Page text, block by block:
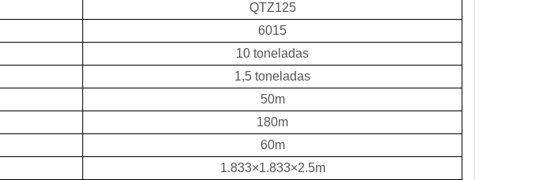
QTZ125
6015
10 toneladas
1,5 toneladas
50m
180m
60m
1.833×1.833×2.5m